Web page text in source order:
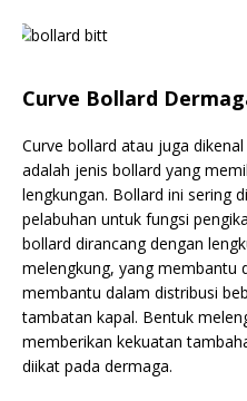
Curve Bollard
Curve bollard atau juga
adalah jenis bollard yang
lengkungan. Bollard ini sering
pelabuhan untuk fungsi
bollard dirancang dengan
melengkung, yang membantu
membantu dalam distribusi
tambatan kapal. Bentuk
memberikan kekuatan
diikat pada dermaga.